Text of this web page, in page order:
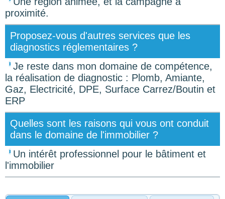
proximité.
Proposez-vous d'autres services que les
diagnostics réglementaires ?
Je reste dans mon domaine de compétence,
la réalisation de diagnostic : Plomb, Amiante,
Gaz, Electricité, DPE, Surface Carrez/Boutin et
ERP
Quelles sont les raisons qui vous ont conduit
dans le domaine de l'immobilier ?
Un intérêt professionnel pour le bâtiment et
l'immobilier